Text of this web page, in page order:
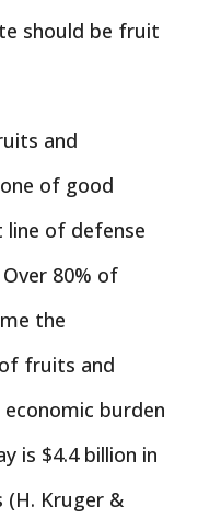
should be fruit
and
of good
line of defense
80% of
the
fruits and
burden
is $4.4 billion in
Kruger &